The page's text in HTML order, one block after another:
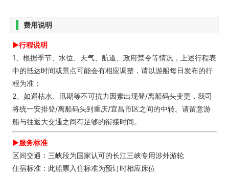
费用说明
►行程说明
1、根据季节、水位、天气、航道、政府禁令等情况，上述行程表
中的抵达时间或景点可能会有相应调整，请以游船每日发布的行
程为准；
2、如遇枯水、汛期等不可抗力因素出现登/离船码头变更，我司
将统一安排登/离船码头到重庆/宜昌市区之间的中转。请留意游
船与往返大交通之间有足够的衔接时间。
►服务标准
区间交通：三峡段为国家认可的长江三峡专用涉外游轮
住宿标准：此船票入住标准为预订时相应床位